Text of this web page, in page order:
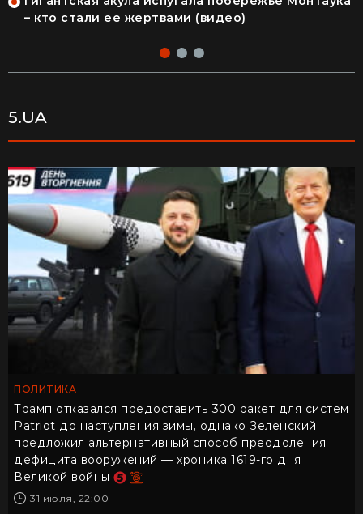
Гигантская акула испугала побережье Монтаука
– кто стали ее жертвами (видео)
5.UA
Трамп отказался предоставить 300 ракет для систем
Patriot до наступления зимы, однако Зеленский
предложил альтернативный способ преодоления
дефицита вооружений — хроника 1619-го дня
Великой войны
31 июля, 22:00